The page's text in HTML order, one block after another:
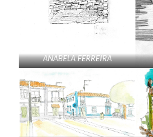
ANABELA FERREIRA